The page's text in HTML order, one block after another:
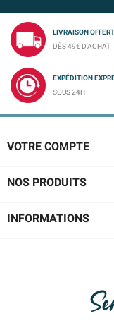
LIVRAISON
DÈS 49€ D'ACHAT
EXPÉDITION
SOUS 24H
VOTRE COMPTE
NOS PRODUITS
INFORMATIONS